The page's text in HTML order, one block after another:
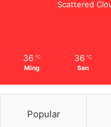
Scattered
36 ℃
Ming
36 ℃
Sen
Popular